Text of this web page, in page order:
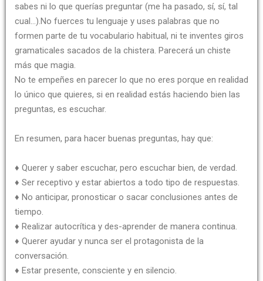
sabes ni lo que querías preguntar (me ha pasado, sí, sí, tal
cual…).No fuerces tu lenguaje y uses palabras que no
formen parte de tu vocabulario habitual, ni te inventes giros
gramaticales sacados de la chistera. Parecerá un chiste
más que magia.
No te empeñes en parecer lo que no eres porque en realidad
lo único que quieres, si en realidad estás haciendo bien las
preguntas, es escuchar.
En resumen, para hacer buenas preguntas, hay que:
♦ Querer y saber escuchar, pero escuchar bien, de verdad.
♦ Ser receptivo y estar abiertos a todo tipo de respuestas.
♦ No anticipar, pronosticar o sacar conclusiones antes de
tiempo.
♦ Realizar autocrítica y des-aprender de manera continua.
♦ Querer ayudar y nunca ser el protagonista de la
conversación.
♦ Estar presente, consciente y en silencio.